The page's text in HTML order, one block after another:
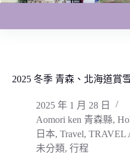
2025 冬季 青森、北海道賞
2025 年 1 月 28 日
Aomori ken 青森縣,
日本, Travel, TRAVEL
未分類, 行程